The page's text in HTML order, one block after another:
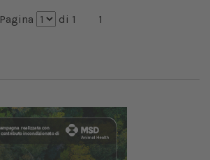
Pagina di 1 1